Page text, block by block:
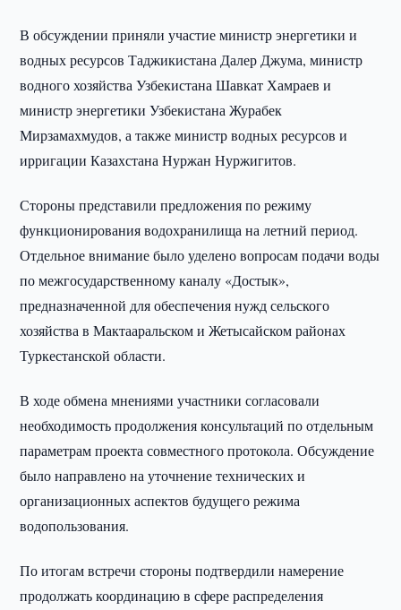
В обсуждении приняли участие министр энергетики и
водных ресурсов Таджикистана Далер Джума, министр
водного хозяйства Узбекистана Шавкат Хамраев и
министр энергетики Узбекистана Журабек
Мирзамахмудов, а также министр водных ресурсов и
ирригации Казахстана Нуржан Нуржигитов.
Стороны представили предложения по режиму
функционирования водохранилища на летний период.
Отдельное внимание было уделено вопросам подачи воды
по межгосударственному каналу «Достык»,
предназначенной для обеспечения нужд сельского
хозяйства в Мактааральском и Жетысайском районах
Туркестанской области.
В ходе обмена мнениями участники согласовали
необходимость продолжения консультаций по отдельным
параметрам проекта совместного протокола. Обсуждение
было направлено на уточнение технических и
организационных аспектов будущего режима
водопользования.
По итогам встречи стороны подтвердили намерение
продолжать координацию в сфере распределения